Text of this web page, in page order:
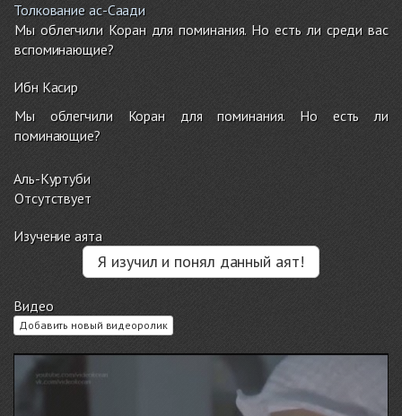
Толкование ас-Саади
Мы облегчили Коран для поминания. Но есть ли среди вас
вспоминающие?
Ибн Касир
Мы облегчили Коран для поминания. Но есть ли
поминающие?
Аль-Куртуби
Отсутствует
Изучение аята
Я изучил и понял данный аят!
Видео
Добавить новый видеоролик